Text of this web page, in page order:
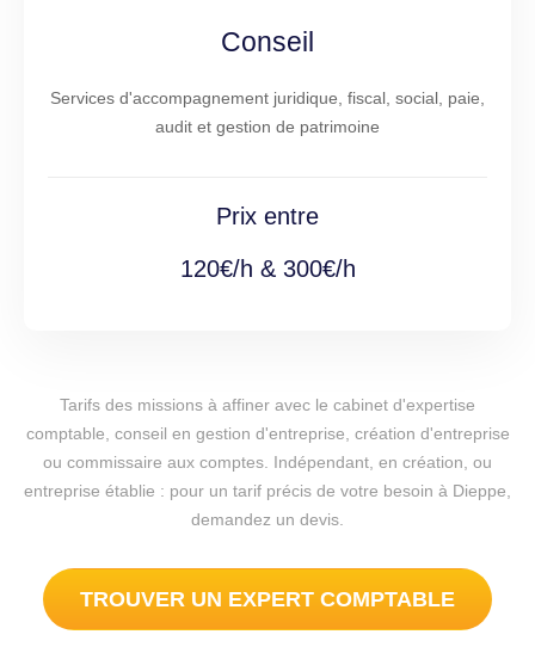
Conseil
Services d'accompagnement juridique, fiscal, social, paie,
audit et gestion de patrimoine
Prix entre
120€/h & 300€/h
Tarifs des missions à affiner avec le cabinet d'expertise
comptable, conseil en gestion d'entreprise, création d'entreprise
ou commissaire aux comptes. Indépendant, en création, ou
entreprise établie : pour un tarif précis de votre besoin à Dieppe,
demandez un devis.
TROUVER UN EXPERT COMPTABLE